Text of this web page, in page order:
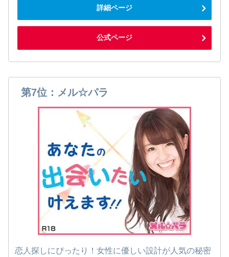
詳細ページ
公式ページ
第7位：メル☆パラ
恋人探しにぴったり！女性に優しい設計が人気の秘密